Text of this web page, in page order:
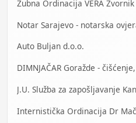
Zubna Ordinacija VERA Zvornik
Auto Buljan d.o.o.
DIMNJAČAR Goražde -
J.U. Služba za zapošljavanje
Internistička Ordinacija Dr